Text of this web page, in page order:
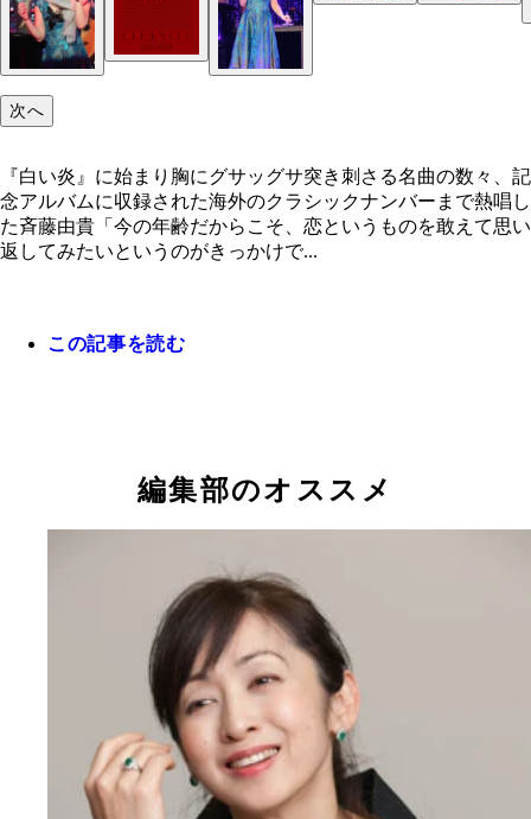
バーまで熱唱した斉藤由貴
『ETERNITY』初回盤ジャケット写真
次へ
『白い炎』に始まり胸にグサッグサ突き刺さる名曲の数々、記
念アルバムに収録された海外のクラシックナンバーまで熱唱し
た斉藤由貴「今の年齢だからこそ、恋というものを敢えて思い
返してみたいというのがきっかけで...
この記事を読む
編集部のオススメ